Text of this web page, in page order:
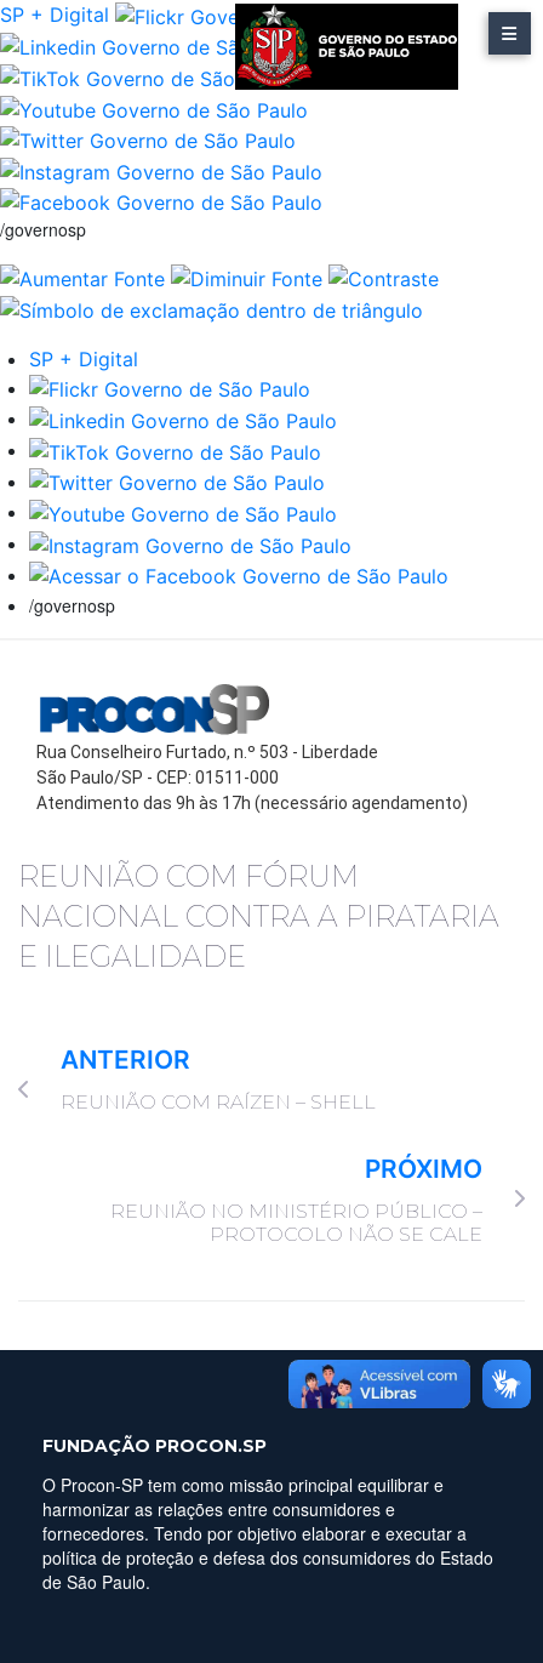
SP + Digital
/governosp
SP + Digital
/governosp
Rua Conselheiro Furtado, n.º 503 - Liberdade
São Paulo/SP - CEP: 01511-000
Atendimento das 9h às 17h (necessário agendamento)
REUNIÃO COM FÓRUM
NACIONAL CONTRA A PIRATARIA
E ILEGALIDADE
ANTERIOR
REUNIÃO COM RAÍZEN – SHELL
PRÓXIMO
REUNIÃO NO MINISTÉRIO PÚBLICO –
PROTOCOLO NÃO SE CALE
FUNDAÇÃO PROCON.SP
O Procon-SP tem como missão principal equilibrar e
harmonizar as relações entre consumidores e
fornecedores. Tendo por objetivo elaborar e executar a
política de proteção e defesa dos consumidores do Estado
de São Paulo.